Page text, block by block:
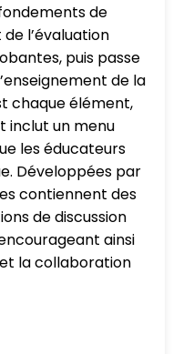
de
l’évaluation
puis passe
de la
chaque élément,
inclut un menu
les éducateurs
Développées par
contiennent des
de discussion
ainsi
la collaboration